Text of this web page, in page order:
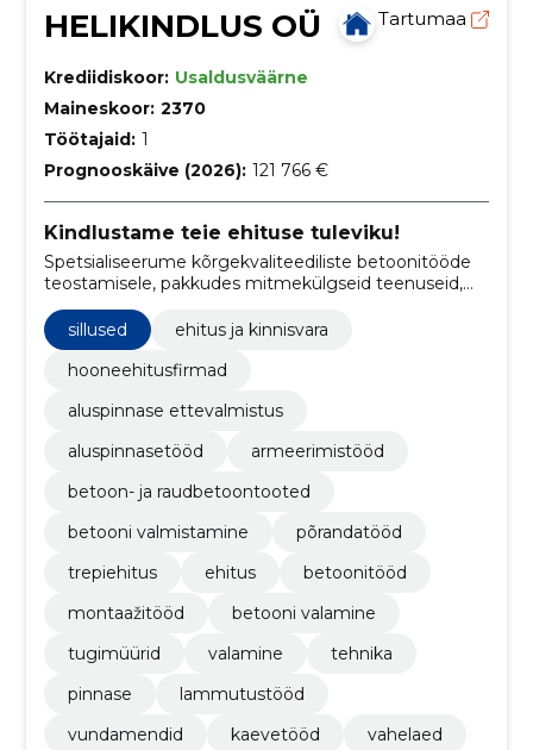
HELIKINDLUS OÜ Tartumaa
Krediidiskoor: Usaldusväärne
Maineskoor: 2370
Töötajaid: 1
Prognooskäive (2026): 121 766 €
Kindlustame teie ehituse tuleviku!
Spetsialiseerume kõrgekvaliteediliste betoonitööde
teostamisele, pakkudes mitmekülgseid teenuseid,
rajamist, betoontreppide paigaldust ning pinnase- ja
kaevetöid.
sillused
ehitus ja kinnisvara
hooneehitusfirmad
aluspinnase ettevalmistus
aluspinnasetööd
armeerimistööd
betoon- ja raudbetoontooted
betooni valmistamine
põrandatööd
trepiehitus
ehitus
betoonitööd
montaažitööd
betooni valamine
tugimüürid
valamine
tehnika
pinnase
lammutustööd
vundamendid
kaevetööd
vahelaed